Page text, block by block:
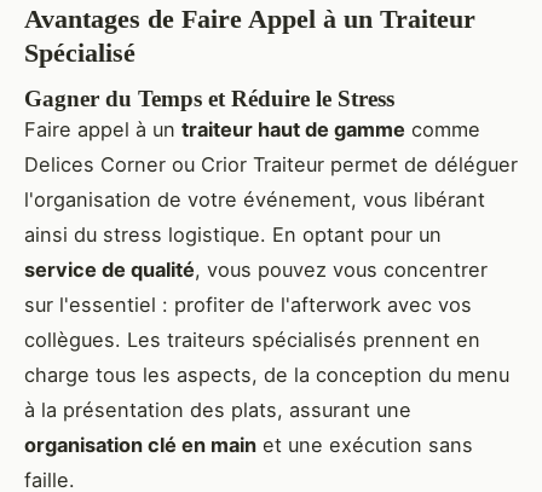
Avantages de Faire Appel à un Traiteur
Spécialisé
Gagner du Temps et Réduire le Stress
Faire appel à un traiteur haut de gamme comme
Delices Corner ou Crior Traiteur permet de déléguer
l'organisation de votre événement, vous libérant
ainsi du stress logistique. En optant pour un
service de qualité, vous pouvez vous concentrer
sur l'essentiel : profiter de l'afterwork avec vos
collègues. Les traiteurs spécialisés prennent en
charge tous les aspects, de la conception du menu
à la présentation des plats, assurant une
organisation clé en main et une exécution sans
faille.